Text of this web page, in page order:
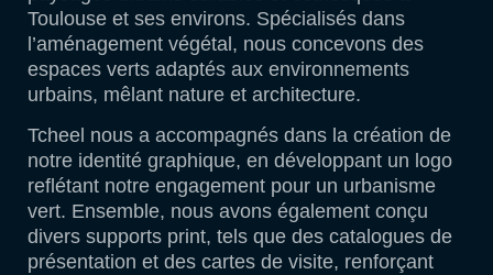
Toulouse et ses environs. Spécialisés dans
l’aménagement végétal, nous concevons des
espaces verts adaptés aux environnements
urbains, mêlant nature et architecture.
Tcheel nous a accompagnés dans la création de
notre identité graphique, en développant un logo
reflétant notre engagement pour un urbanisme
vert. Ensemble, nous avons également conçu
divers supports print, tels que des catalogues de
présentation et des cartes de visite, renforçant